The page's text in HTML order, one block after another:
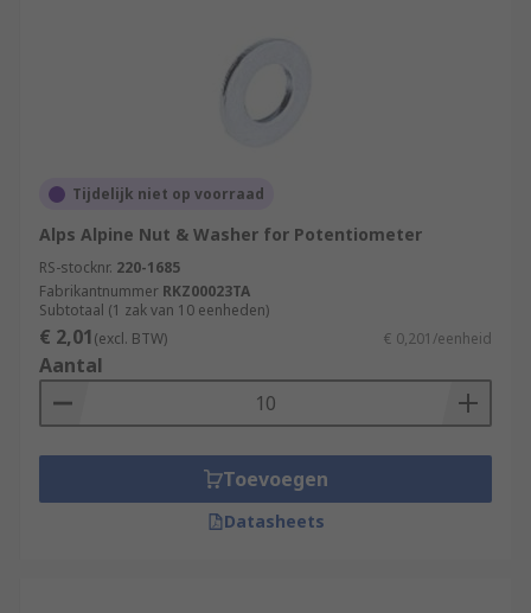
Tijdelijk niet op voorraad
Alps Alpine Nut & Washer for Potentiometer
RS-stocknr. 220-1685
Fabrikantnummer RKZ00023TA
Subtotaal (1 zak van 10 eenheden)
€ 2,01(excl. BTW) € 0,201/eenheid
Aantal
Toevoegen
Datasheets